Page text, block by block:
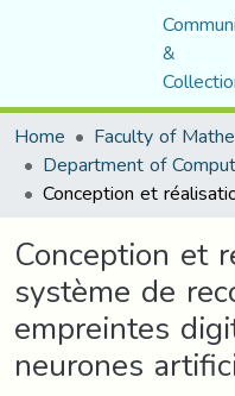
&
Home
Conception et
système de
empreintes
neurones